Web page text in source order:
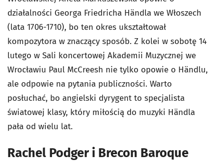
działalności Georga Friedricha Händla we Włoszech
(lata 1706-1710), bo ten okres ukształtował
kompozytora w znaczący sposób. Z kolei w sobotę 14
lutego w Sali koncertowej Akademii Muzycznej we
Wrocławiu Paul McCreesh nie tylko opowie o Händlu,
ale odpowie na pytania publiczności. Warto
posłuchać, bo angielski dyrygent to specjalista
światowej klasy, który miłością do muzyki Händla
pała od wielu lat.
Rachel Podger i Brecon Baroque